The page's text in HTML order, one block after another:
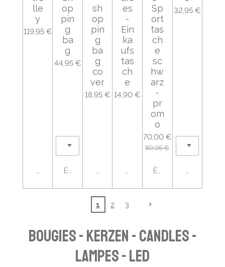
lle
y
119,95 €
Ajouter au panier
op
pin
g
ba
g
44,95 €
Épuisé
sh
op
pin
g
ba
g
co
ver
18,95 €
Ajouter au panier
es
-
Ein
ka
ufs
tas
ch
e
14,90 €
Ajouter au panier
Sp
ort
tas
ch
e
sc
hw
arz
-
pr
om
o
70,00 €
89,95 €
Épuisé
32,95 €
Ajouter au
1 2 3
BOUGIES - KERZEN - CANDLES -
LAMPES - LED